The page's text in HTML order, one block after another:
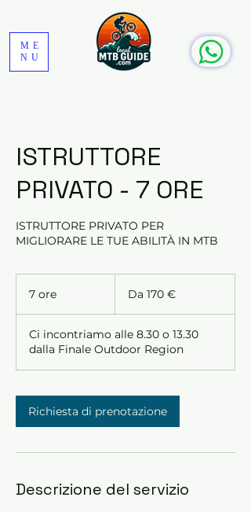
ME
NU
ISTRUTTORE
PRIVATO - 7 ORE
ISTRUTTORE PRIVATO PER
MIGLIORARE LE TUE ABILITÀ IN MTB
7 ore
e
euroDa 170 €
Ci incontriamo alle 8.30 o 13.30
dalla Finale Outdoor Region
Richiesta di prenotazione
Descrizione del servizio